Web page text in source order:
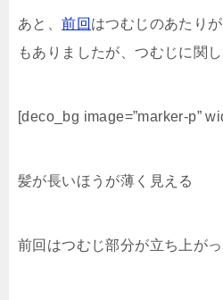
あと、前回 はつむじのあたり
もありましたが、つむじに関
[deco_bg image=”marker-p”
髪が長いほうが薄く見える
前回はつむじ部分が立ち上が